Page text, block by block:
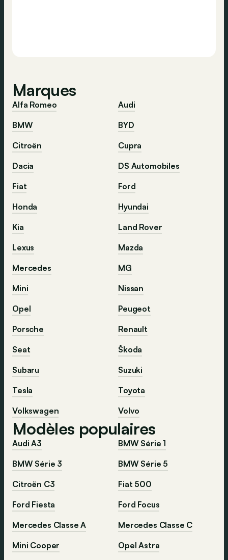
Marques
Alfa Romeo
Audi
BMW
BYD
Citroën
Cupra
Dacia
DS Automobiles
Fiat
Ford
Honda
Hyundai
Kia
Land Rover
Lexus
Mazda
Mercedes
MG
Mini
Nissan
Opel
Peugeot
Porsche
Renault
Seat
Škoda
Subaru
Suzuki
Tesla
Toyota
Volkswagen
Volvo
Modèles populaires
Audi A3
BMW Série 1
BMW Série 3
BMW Série 5
Citroën C3
Fiat 500
Ford Fiesta
Ford Focus
Mercedes Classe A
Mercedes Classe C
Mini Cooper
Opel Astra